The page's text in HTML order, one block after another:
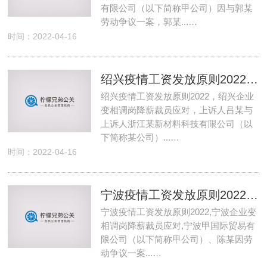
有限公司（以下简称甲公司）因与郭某
劳动争议一案，郭某...…
时间：2022-04-16
绍兴疫情工资发放原则2022 绍兴企业变相调岗降薪裁员应对
绍兴疫情工资发放原则2022，绍兴企业
变相调岗降薪裁员应对，上诉人吕某与
上诉人浙江某新材料科技有限公司（以
下简称某公司）...…
时间：2022-04-16
宁波疫情工资发放原则2022 宁波企业变相调岗降薪裁员应对
宁波疫情工资发放原则2022,宁波企业变
相调岗降薪裁员应对,宁波甲国际贸易有
限公司（以下简称甲公司）、陈某因劳
动争议一案...…